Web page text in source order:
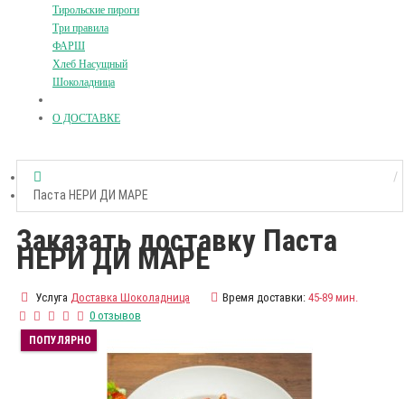
Тирольские пироги
Три правила
ФАРШ
Хлеб Насущный
Шоколадница
О ДОСТАВКЕ
Паста НЕРИ ДИ МАРЕ
Заказать доставку Паста
НЕРИ ДИ МАРЕ
Услуга Доставка Шоколадница Время доставки: 45-89 мин.
0 отзывов
ПОПУЛЯРНО